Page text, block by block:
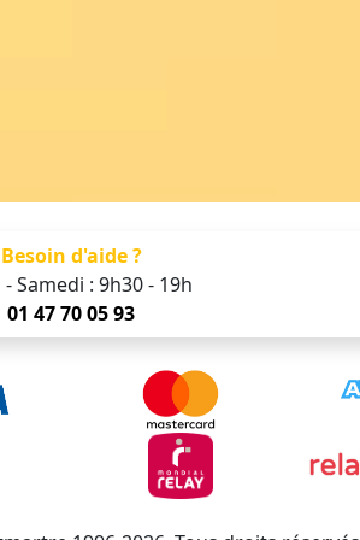
Besoin d'aide ?
Samedi : 9h30 - 19h
01 47 70 05 93